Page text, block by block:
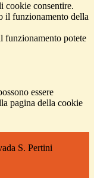
cookie consentire.
il funzionamento della
funzionamento potete
essere
pagina della cookie
S. Pertini